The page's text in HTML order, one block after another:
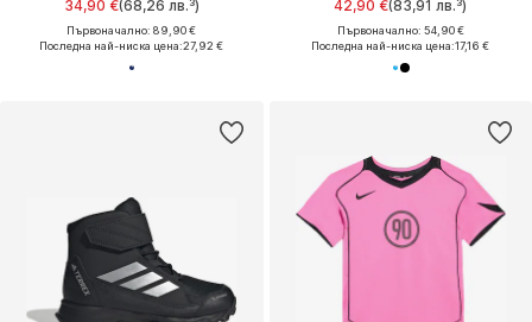
34,90 €(68,26 лв.³)
Първоначално: 89,90 €
Последна най-ниска цена:27,92 €
42,90 €(83,91 лв.³)
Първоначално: 54,90 €
Последна най-ниска цена:17,16 €